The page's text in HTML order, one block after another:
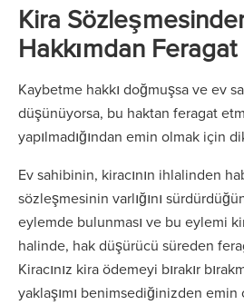
Kira
Hakkımdan
Kaybetme hakkı doğmuşsa ve ev
düşünüyorsa, bu haktan feragat
yapılmadığından emin olmak için
Ev sahibinin, kiracının ihlalinden
sözleşmesinin varlığını
eylemde bulunması ve bu eylemi
halinde, hak düşürücü süreden
Kiracınız kira ödemeyi bırakır
yaklaşımı benimsediğinizden emin